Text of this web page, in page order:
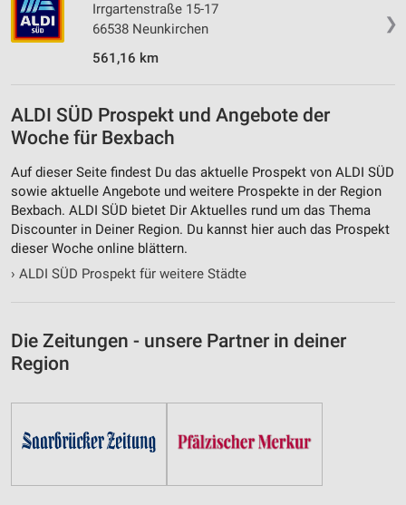
❯
Irrgartenstraße 15-17
66538 Neunkirchen
561,16 km
ALDI SÜD Prospekt und Angebote der
Woche für Bexbach
Auf dieser Seite findest Du das aktuelle Prospekt von ALDI SÜD
sowie aktuelle Angebote und weitere Prospekte in der Region
Bexbach. ALDI SÜD bietet Dir Aktuelles rund um das Thema
Discounter in Deiner Region. Du kannst hier auch das Prospekt
dieser Woche online blättern.
› ALDI SÜD Prospekt für weitere Städte
Die Zeitungen - unsere Partner in deiner
Region